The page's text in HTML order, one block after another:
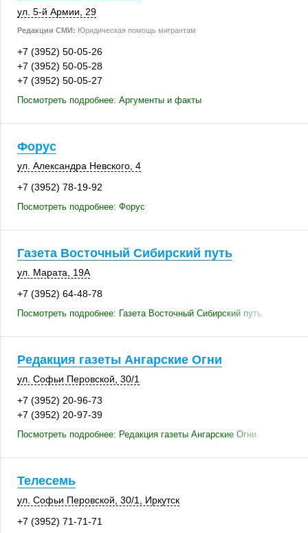
ул. 5-й Армии, 29
Редакции СМИ: Юридическая помощь мигрантам
+7 (3952) 50-05-26
+7 (3952) 50-05-28
+7 (3952) 50-05-27
Посмотреть подробнее: Аргументы и факты
Форус
ул. Александра Невского, 4
+7 (3952) 78-19-92
Посмотреть подробнее: Форус
Газета Восточный Сибирский путь
ул. Марата
19А
+7 (3952) 64-48-78
Посмотреть подробнее: Газета Восточный Сибирский путь
Редакция газеты Ангарские Огни
ул. Софьи Перовской 30/1
+7 (3952) 20-96-73
+7 (3952) 20-97-39
Посмотреть подробнее: Редакция газеты Ангарские Огни
Телесемь
ул. Софьи Перовской 30/1
Иркутск
+7 (3952) 71-71-71